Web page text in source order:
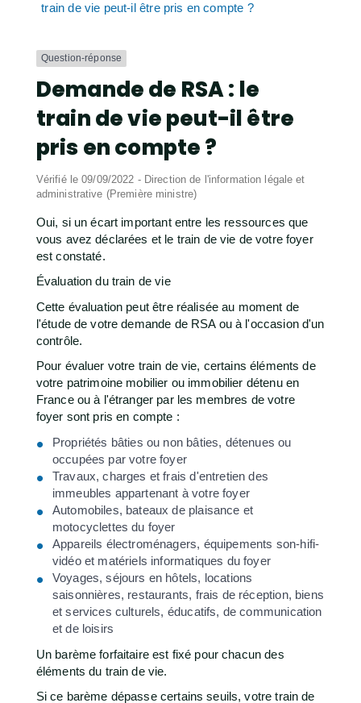
train de vie peut-il être pris en compte ?
Question-réponse
Demande de RSA : le
train de vie peut-il être
pris en compte ?
Vérifié le 09/09/2022 - Direction de l'information légale et
administrative (Première ministre)
Oui, si un écart important entre les ressources que
vous avez déclarées et le train de vie de votre foyer
est constaté.
Évaluation du train de vie
Cette évaluation peut être réalisée au moment de
l'étude de votre demande de RSA ou à l'occasion d'un
contrôle.
Pour évaluer votre train de vie, certains éléments de
votre patrimoine mobilier ou immobilier détenu en
France ou à l'étranger par les membres de votre
foyer sont pris en compte :
Propriétés bâties ou non bâties, détenues ou
occupées par votre foyer
Travaux, charges et frais d'entretien des
immeubles appartenant à votre foyer
Automobiles, bateaux de plaisance et
motocyclettes du foyer
Appareils électroménagers, équipements son-hifi-
vidéo et matériels informatiques du foyer
Voyages, séjours en hôtels, locations
saisonnières, restaurants, frais de réception, biens
et services culturels, éducatifs, de communication
et de loisirs
Un barème forfaitaire est fixé pour chacun des
éléments du train de vie.
Si ce barème dépasse certains seuils, votre train de